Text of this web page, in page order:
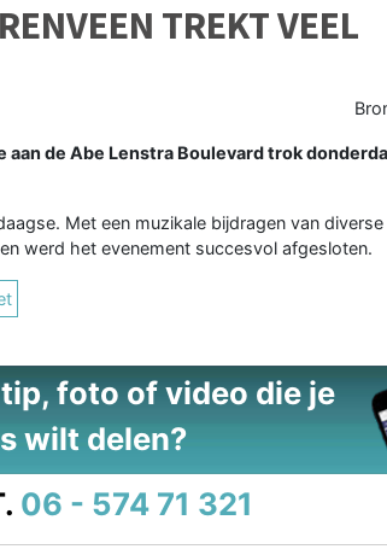
TREKT VEEL
aan de Abe Lenstra Boulevard trok
Met een muzikale bijdragen van diverse
werd het evenement succesvol afgesloten.
foto of video die je
wilt delen?
06 - 574 71 321